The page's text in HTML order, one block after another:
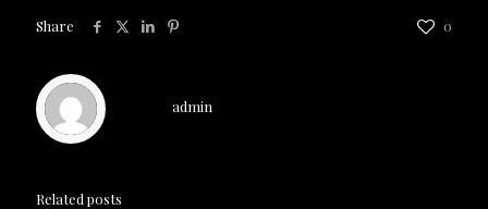
Share 0
admin
Related posts